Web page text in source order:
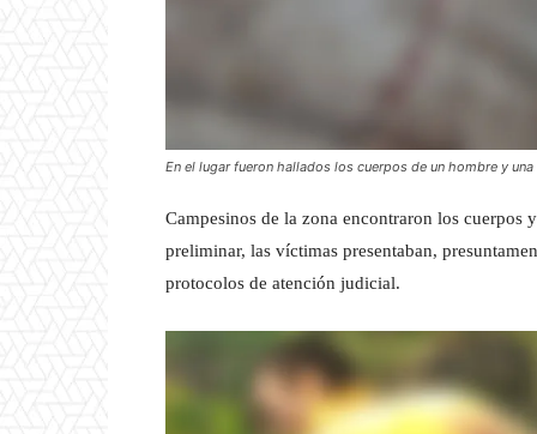
En el lugar fueron hallados los cuerpos de un hombre y
Campesinos de la zona encontraron los cuerpos
preliminar, las víctimas presentaban,
protocolos de atención judicial.